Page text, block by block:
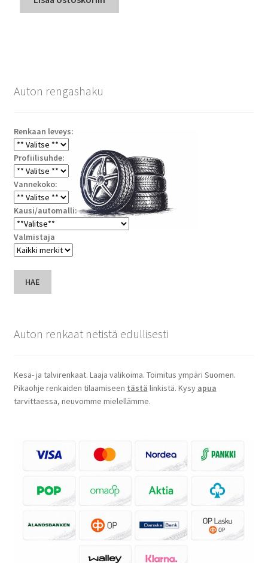
Auton rengashaku
Renkaan leveys:
Profiilisuhde:
Vannekoko:
Kausi/automalli:
Valmistaja
HAE
Auton renkaat netistä edullisesti
Kesä- ja talvirenkaat. Laaja valikoima. Toimitus ympäri Suomen.
Pikaohje renkaiden tilaamiseen tästä linkistä. Kysy apua
tarvittaessa, neuvomme mielellämme.